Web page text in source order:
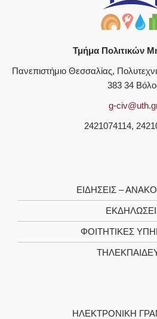
Τμήμα Πολιτικών
Πανεπιστήμιο Θεσσαλίας,
383 34
g-
2421074114,
ΕΙΔΗΣΕΙΣ –
ΦΟΙΤΗΤΙΚΈΣ
ΗΛΕΚΤΡΟΝΙΚΉ